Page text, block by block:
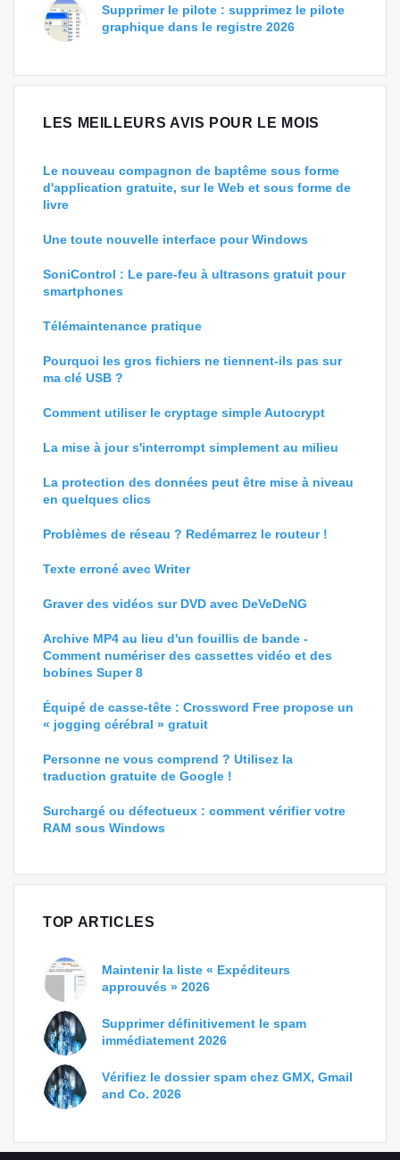
Supprimer le pilote : supprimez le pilote
graphique dans le registre 2026
LES MEILLEURS AVIS POUR LE MOIS
Le nouveau compagnon de baptême sous forme
d'application gratuite, sur le Web et sous forme de
livre
Une toute nouvelle interface pour Windows
SoniControl : Le pare-feu à ultrasons gratuit pour
smartphones
Télémaintenance pratique
Pourquoi les gros fichiers ne tiennent-ils pas sur
ma clé USB ?
Comment utiliser le cryptage simple Autocrypt
La mise à jour s'interrompt simplement au milieu
La protection des données peut être mise à niveau
en quelques clics
Problèmes de réseau ? Redémarrez le routeur !
Texte erroné avec Writer
Graver des vidéos sur DVD avec DeVeDeNG
Archive MP4 au lieu d'un fouillis de bande -
Comment numériser des cassettes vidéo et des
bobines Super 8
Équipé de casse-tête : Crossword Free propose un
« jogging cérébral » gratuit
Personne ne vous comprend ? Utilisez la
traduction gratuite de Google !
Surchargé ou défectueux : comment vérifier votre
RAM sous Windows
TOP ARTICLES
Maintenir la liste « Expéditeurs
approuvés » 2026
Supprimer définitivement le spam
immédiatement 2026
Vérifiez le dossier spam chez GMX, Gmail
and Co. 2026